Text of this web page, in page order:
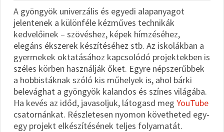
A gyöngyök univerzális és egyedi alapanyagot
jelentenek a különféle kézműves technikák
kedvelőinek – szövéshez, képek hímzéséhez,
elegáns ékszerek készítéséhez stb. Az iskolákban a
gyermekek oktatásához kapcsolódó projektekben is
széles körben használják őket. Egyre népszerűbbek
a hobbistáknak szóló kis műhelyek is, ahol bárki
belevághat a gyöngyök kalandos és színes világába.
Ha kevés az időd, javasoljuk, látogasd meg YouTube
csatornánkat. Részletesen nyomon követheted egy-
egy projekt elkészítésének teljes folyamatát.